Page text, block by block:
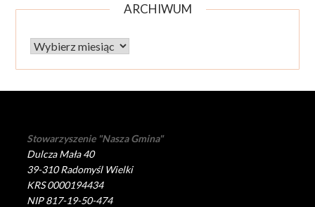
ARCHIWUM
Archiwum
Stowarzyszenie "Nasza Gmina"
Dulcza Mała 40
39-310 Radomyśl Wielki
KRS 0000194434
NIP 817-19-50-474